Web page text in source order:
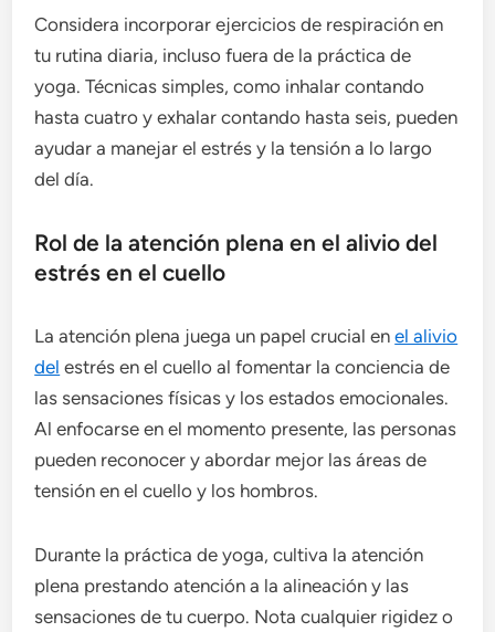
Considera incorporar ejercicios de respiración en
tu rutina diaria, incluso fuera de la práctica de
yoga. Técnicas simples, como inhalar contando
hasta cuatro y exhalar contando hasta seis, pueden
ayudar a manejar el estrés y la tensión a lo largo
del día.
Rol de la atención plena en el alivio del
estrés en el cuello
La atención plena juega un papel crucial enel alivio
del estrés en el cuello al fomentar la conciencia de
las sensaciones físicas y los estados emocionales.
Al enfocarse en el momento presente, las personas
pueden reconocer y abordar mejor las áreas de
tensión en el cuello y los hombros.
Durante la práctica de yoga, cultiva la atención
plena prestando atención a la alineación y las
sensaciones de tu cuerpo. Nota cualquier rigidez o